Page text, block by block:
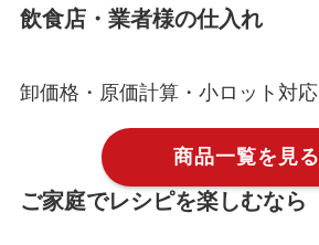
飲食店・業者様の仕入れ
卸価格・原価計算・小ロット対応
商品一覧を見る
ご家庭でレシピを楽しむなら